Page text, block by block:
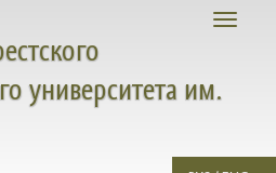
Toggle
университета им.